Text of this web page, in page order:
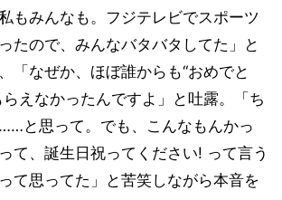
もみんなも。フジテレビでスポーツ
たので、みんなバタバタしてた」と
「なぜか、ほぼ誰からも“おめでと
らえなかったんですよ」と吐露。「ち
と思って。でも、こんなもんかっ
て、誕生日祝ってください! って言う
て思ってた」と苦笑しながら本音を